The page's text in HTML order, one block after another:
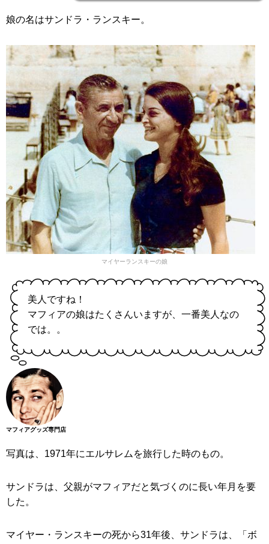
娘の名はサンドラ・ランスキー。
マイヤーランスキーの娘
美人ですね！
マフィアの娘はたくさんいますが、一番美人なの
では。。
マフィアグッズ専門店
写真は、1971年にエルサレムを旅行した時のもの。
サンドラは、父親がマフィアだと気づくのに長い年月を要
した。
マイヤー・ランスキーの死から31年後、サンドラは、「ボ